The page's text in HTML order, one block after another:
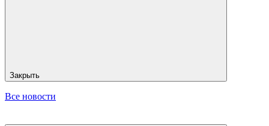
Закрыть
Все новости